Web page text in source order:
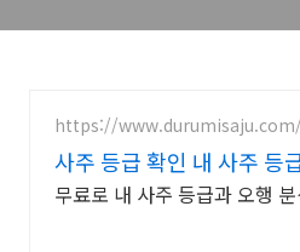
https://www.durumisaju.com/
사주 등급 확인 내 사주 등
무료로 내 사주 등급과 오행